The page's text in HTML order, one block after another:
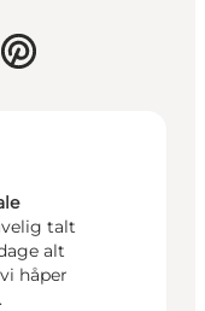
talt
alt
håper